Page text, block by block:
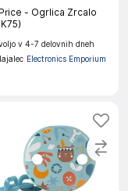
- Ogrlica Zrcalo
v 4-7 delovnih dneh
Electronics Emporium